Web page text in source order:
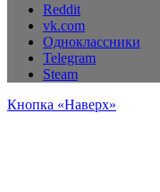
Reddit
vk.com
Одноклассники
Telegram
Steam
Кнопка «Наверх»